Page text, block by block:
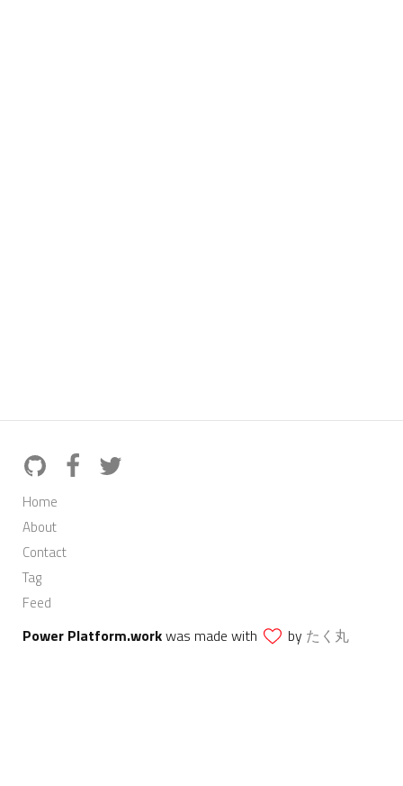
Home
About
Contact
Tag
Feed
Power Platform.workwas made with by たく丸